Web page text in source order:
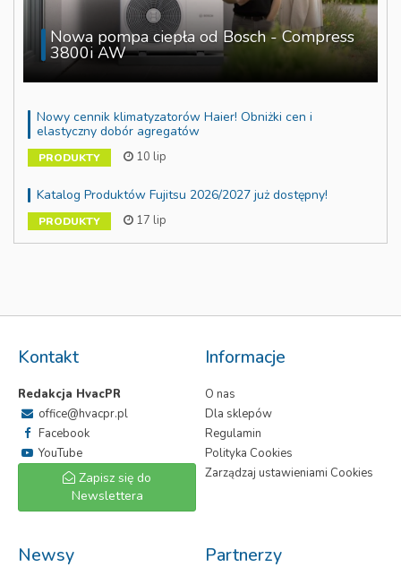
Nowa pompa ciepła od Bosch - Compress
3800i AW
Nowy cennik klimatyzatorów Haier! Obniżki cen i
elastyczny dobór agregatów
PRODUKTY 10 lip
Katalog Produktów Fujitsu 2026/2027 już dostępny!
PRODUKTY 17 lip
Kontakt
Redakcja HvacPR
office@hvacpr.pl
Facebook
YouTube
Zapisz się do
Newslettera
Informacje
O nas
Dla sklepów
Regulamin
Polityka Cookies
Zarządzaj ustawieniami Cookies
Newsy Partnerzy